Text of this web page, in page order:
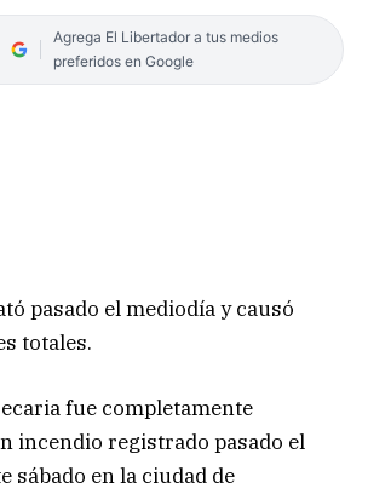
Agrega El Libertador a tus medios
preferidos en Google
pasado el mediodía y causó
totales.
fue completamente
incendio registrado pasado el
sábado en la ciudad de